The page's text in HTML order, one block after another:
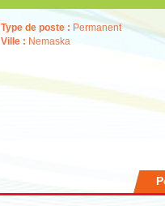
Type de poste : Permanent
Ville : Nemaska